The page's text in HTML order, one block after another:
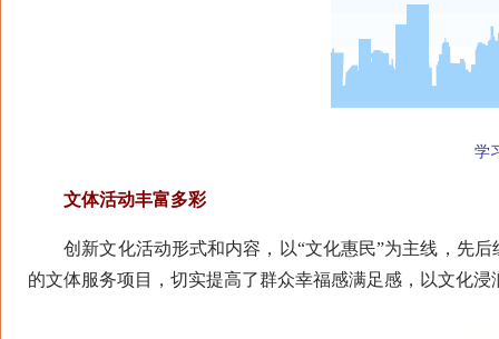
学习
文体活动丰富多彩
创新文化活动形式和内容，以“文化惠民”为主线，先后
的文体服务项目，切实提高了群众幸福感满足感，以文化